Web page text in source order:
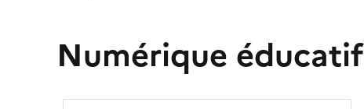
Numérique éducatif